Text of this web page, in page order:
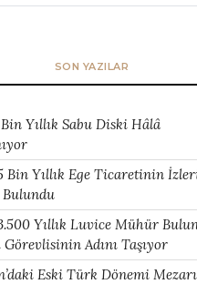
SON YAZILAR
Bin Yıllık Sabu Diski Hâlâ
Bin Yıllık Ege Ticaretinin
Yıllık Luvice Mühür
Görevlisinin Adını Taşıyor
Eski Türk Dönemi